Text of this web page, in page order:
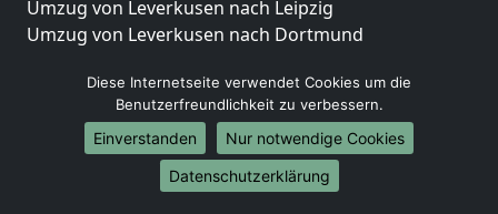
Umzug von Leverkusen nach Leipzig
Umzug von Leverkusen nach Dortmund
Umzug von Leverkusen nach Bremen
Umzug von Leverkusen nach Dresden
Umzug von Leverkusen nach Hannover
Umzug von Leverkusen nach Nürnberg
Umzug von Leverkusen nach Duisburg
Diese Internetseite verwendet Cookies um die
Benutzerfreundlichkeit zu verbessern.
Einverstanden
Nur notwendige Cookies
Datenschutzerklärung